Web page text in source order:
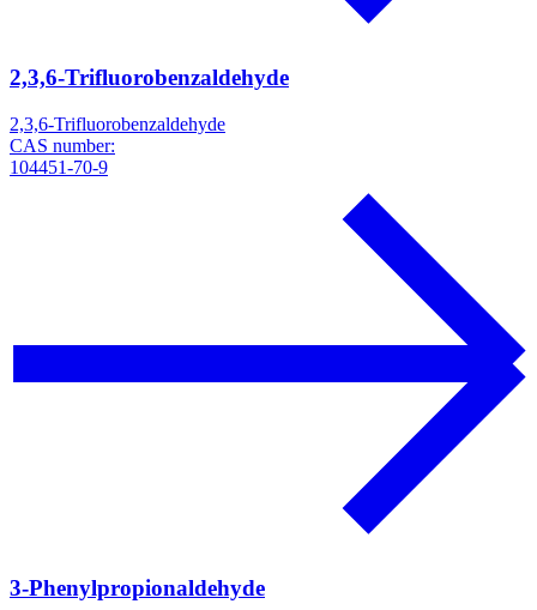
2,3,6-Trifluorobenzaldehyde
2,3,6-Trifluorobenzaldehyde
CAS number:
104451-70-9
3-Phenylpropionaldehyde